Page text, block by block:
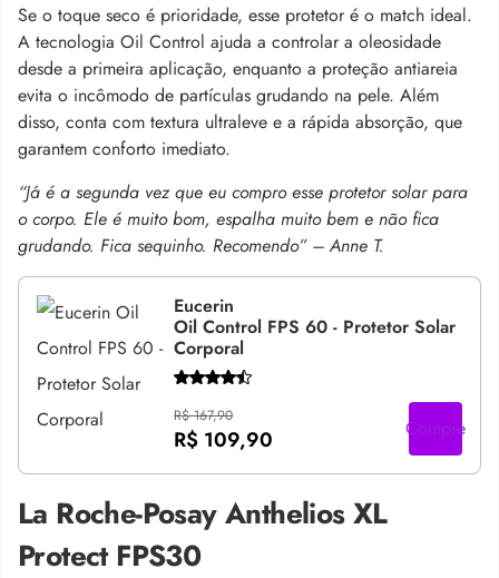
Se o toque seco é prioridade, esse protetor é o match ideal.
A tecnologia Oil Control ajuda a controlar a oleosidade
desde a primeira aplicação, enquanto a proteção antiareia
evita o incômodo de partículas grudando na pele. Além
disso, conta com textura ultraleve e a rápida absorção, que
garantem conforto imediato.
“Já é a segunda vez que eu compro esse protetor solar para
o corpo. Ele é muito bom, espalha muito bem e não fica
grudando. Fica sequinho. Recomendo” – Anne T.
Eucerin
Oil Control FPS 60 - Protetor Solar
Corporal
R$ 167,90
R$ 109,90 Compre
La Roche-Posay Anthelios XL
Protect FPS30